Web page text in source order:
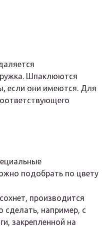
Шпаклюются
если они имеются. Для
подобрать по цвету
производится
например, с
закрепленной на